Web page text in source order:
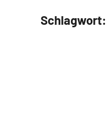
Schlagwort: